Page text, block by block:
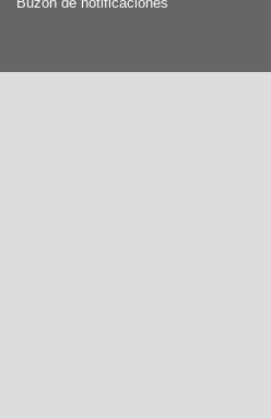
Buzón de notificaciones